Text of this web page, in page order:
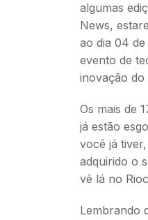
algumas
News,
ao dia 04
evento de
inovação do
Os mais de
já estão
você já
adquirido o
vê lá no
Lembrando